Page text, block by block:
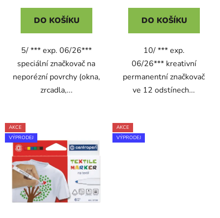
DO KOŠÍKU
5/ *** exp. 06/26***
speciální značkovač na
neporézní povrchy (okna,
zrcadla,...
DO KOŠÍKU
10/ *** exp.
06/26*** kreativní
permanentní značkovač
ve 12 odstínech...
AKCE
VÝPRODEJ
AKCE
VÝPRODEJ